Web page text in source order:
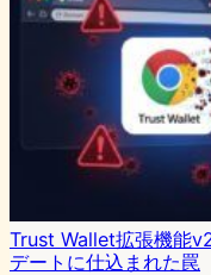
Trust Wallet拡張機能
デートに仕込まれた罠